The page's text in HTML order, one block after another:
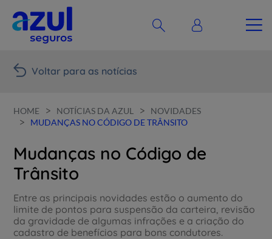
Voltar para as notícias
HOME > NOTÍCIAS DA AZUL > NOVIDADES
> MUDANÇAS NO CÓDIGO DE TRÂNSITO
Mudanças no Código de
Trânsito
Entre as principais novidades estão o aumento do
limite de pontos para suspensão da carteira, revisão
da gravidade de algumas infrações e a criação do
cadastro de benefícios para bons condutores.